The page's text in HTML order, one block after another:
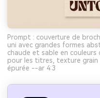
Prompt : couverture de
uni avec grandes formes
chaude et sable en
pour les titres, texture grain
épurée --ar 4:3